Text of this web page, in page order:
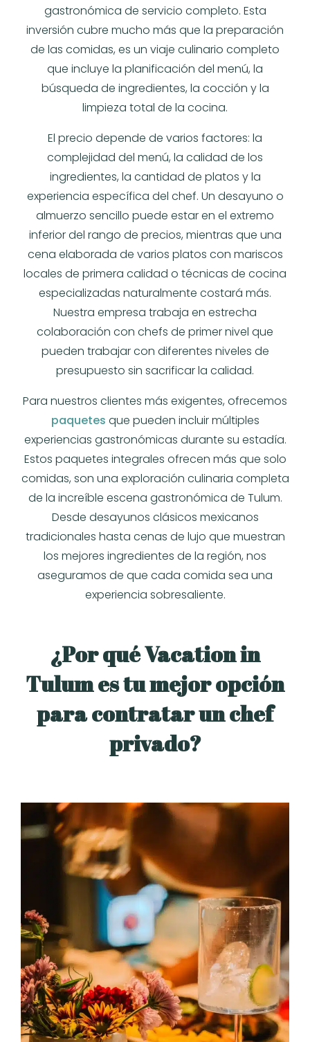
gastronómica de servicio completo. Esta
inversión cubre mucho más que la preparación
de las comidas, es un viaje culinario completo
que incluye la planificación del menú, la
búsqueda de ingredientes, la cocción y la
limpieza total de la cocina.
El precio depende de varios factores: la
complejidad del menú, la calidad de los
ingredientes, la cantidad de platos y la
experiencia específica del chef. Un desayuno o
almuerzo sencillo puede estar en el extremo
inferior del rango de precios, mientras que una
cena elaborada de varios platos con mariscos
locales de primera calidad o técnicas de cocina
especializadas naturalmente costará más.
Nuestra empresa trabaja en estrecha
colaboración con chefs de primer nivel que
pueden trabajar con diferentes niveles de
presupuesto sin sacrificar la calidad.
Para nuestros clientes más exigentes, ofrecemos
paquetes que pueden incluir múltiples
experiencias gastronómicas durante su estadía.
Estos paquetes integrales ofrecen más que solo
comidas, son una exploración culinaria completa
de la increíble escena gastronómica de Tulum.
Desde desayunos clásicos mexicanos
tradicionales hasta cenas de lujo que muestran
los mejores ingredientes de la región, nos
aseguramos de que cada comida sea una
experiencia sobresaliente.
¿Por quéVacation in
Tulumes tu mejor opción
para contratar un chef
privado?